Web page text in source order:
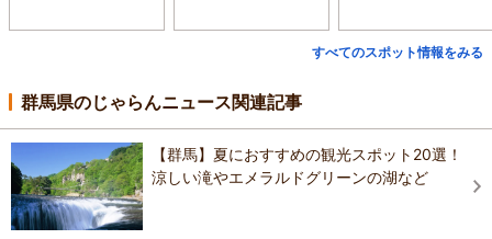
すべてのスポット情報をみる
群馬県のじゃらんニュース関連記事
【群馬】夏におすすめの観光スポット20選！
涼しい滝やエメラルドグリーンの湖など